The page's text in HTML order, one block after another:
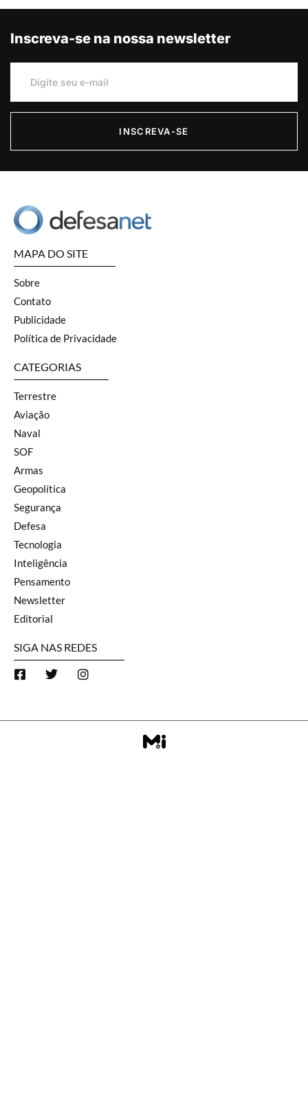
Inscreva-se na nossa newsletter
INSCREVA-SE
MAPA DO SITE
Sobre
Contato
Publicidade
Política de Privacidade
CATEGORIAS
Terrestre
Aviação
Naval
SOF
Armas
Geopolítica
Segurança
Defesa
Tecnologia
Inteligência
Pensamento
Newsletter
Editorial
SIGA NAS REDES